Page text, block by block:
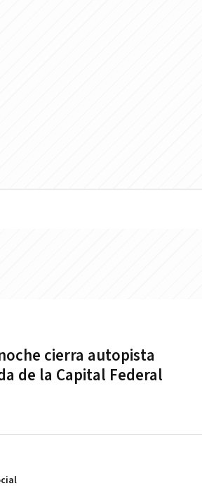
cierra autopista
de la Capital Federal